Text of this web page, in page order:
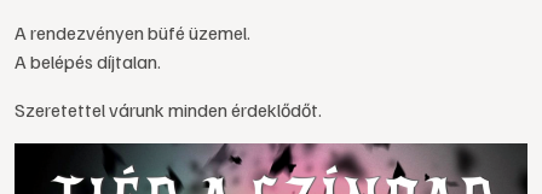
A rendezvényen büfé üzemel.
A belépés díjtalan.
Szeretettel várunk minden érdeklődőt.